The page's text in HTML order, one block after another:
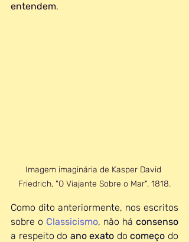
entendem.
Imagem imaginária de Kasper David
Friedrich, "O Viajante Sobre o Mar", 1818.
Como dito anteriormente, nos escritos
sobre o Classicismo, não há
a respeito do ano exato do começo